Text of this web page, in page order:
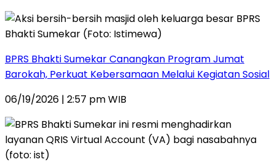
BPRS Bhakti Sumekar Canangkan Program Jumat
Barokah, Perkuat Kebersamaan Melalui Kegiatan Sosial
06/19/2026 | 2:57 pm WIB